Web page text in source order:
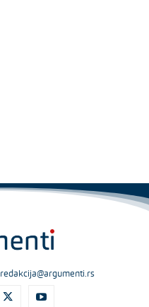
redakcija@argumenti.rs